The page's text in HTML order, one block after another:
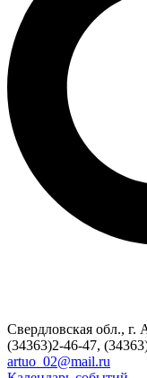
Свердловская обл., г.
(34363)2-46-47,
artuo_02@mail.ru